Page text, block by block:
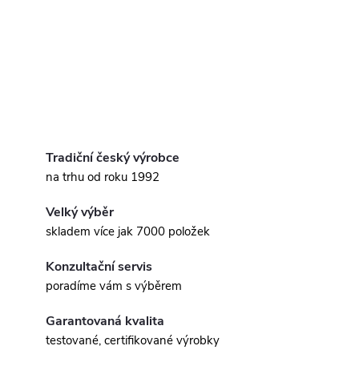
Tradiční český výrobce
na trhu od roku 1992
Velký výběr
skladem více jak 7000 položek
Konzultační servis
poradíme vám s výběrem
Garantovaná kvalita
testované, certifikované výrobky